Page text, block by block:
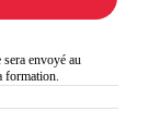
envoyé au
formation.